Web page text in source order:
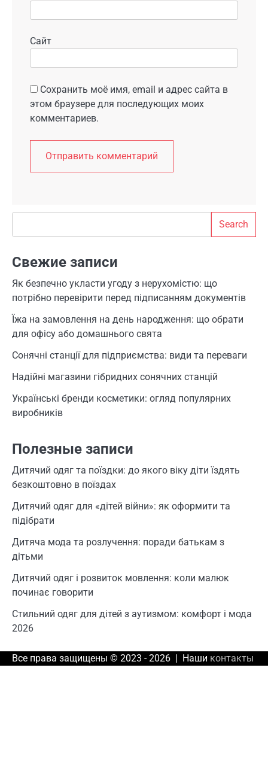
Сайт
Сохранить моё имя, email и адрес сайта в
этом браузере для последующих моих
комментариев.
Search
Свежие записи
Як безпечно укласти угоду з нерухомістю: що
потрібно перевірити перед підписанням документів
Їжа на замовлення на день народження: що обрати
для офісу або домашнього свята
Сонячні станції для підприємства: види та переваги
Надійні магазини гібридних сонячних станцій
Українські бренди косметики: огляд популярних
виробників
Полезные записи
Дитячий одяг та поїздки: до якого віку діти їздять
безкоштовно в поїздах
Дитячий одяг для «дітей війни»: як оформити та
підібрати
Дитяча мода та розлучення: поради батькам з
дітьми
Дитячий одяг і розвиток мовлення: коли малюк
починає говорити
Стильний одяг для дітей з аутизмом: комфорт і мода
2026
Все права защищены © 2023 - 2026 | Наши контакты